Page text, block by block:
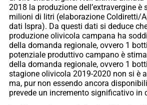
2018 la produzione dell’extravergine è
milioni di litri (elaborazione Coldiretti/
dati Ispra). Da questi dati si deduce
produzione olivicola campana ha
della domanda regionale, ovvero 1
potenziale produttivo campano è
della domanda regionale, ovvero 1
stagione olivicola 2019-2020 non si è
ma, pur non essendo ancora
prevede un incremento significativo in